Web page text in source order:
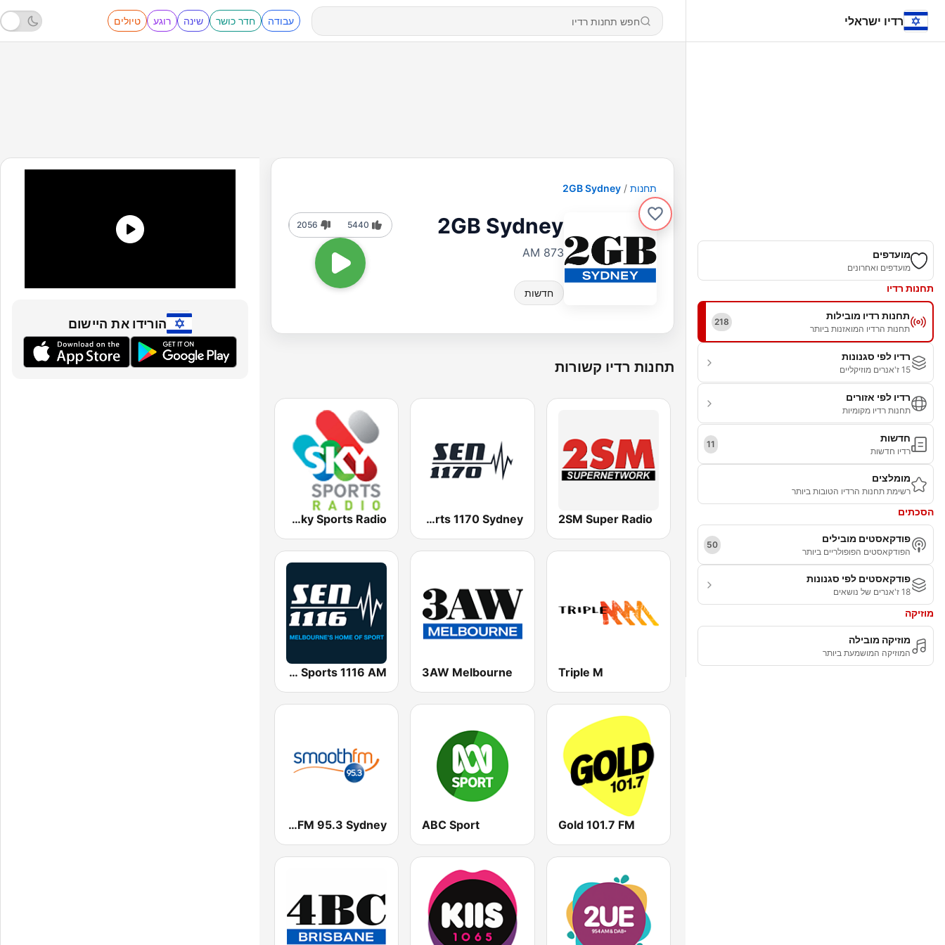
רדיו ישראלי עבודה חדר כושר שינה רוגע טיולים
מועדפים
מועדפים ואחרונים
תחנות רדיו
תחנות רדיו מובילות
תחנות הרדיו המואזנות ביותר
218
רדיו לפי סגנונות
15 ז'אנרים מוזיקליים
רדיו לפי אזורים
תחנות רדיו מקומיות
חדשות
רדיו חדשות
11
מומלצים
רשימת תחנות הרדיו הטובות ביותר
הסכתים
פודקאסטים מובילים
הפודקאסטים הפופולריים ביותר
50
פודקאסטים לפי סגנונות
18 ז'אנרים של נושאים
מוזיקה
מוזיקה מובילה
המוזיקה המושמעת ביותר
תחנות 2GB Sydney
2GB Sydney
873 AM
חדשות
5440
2056
תחנות רדיו קשורות
2SM Super Radio
SEN Sports 1170 Sydney
2KY - Sky Sports Radio
Triple M
3AW Melbourne
SEN Sports 1116 AM
Gold 101.7 FM
ABC Sport
Smooth FM 95.3 Sydney
הורידו את היישום